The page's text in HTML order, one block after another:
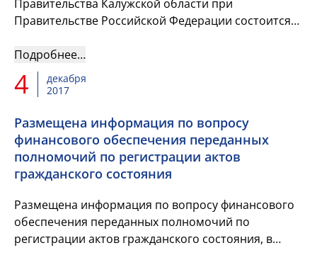
Правительства Калужской области при
Правительстве Российской Федерации состоится
Финансистов России.
Подробнее…
4
декабря
2017
Размещена информация по вопросу
финансового обеспечения переданных
полномочий по регистрации актов
гражданского состояния
Размещена информация по вопросу финансового
обеспечения переданных полномочий по
регистрации актов гражданского состояния, в